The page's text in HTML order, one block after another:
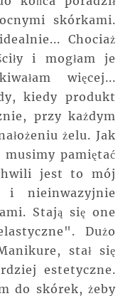
skórkami.
Chociaż
i mogłam je
więcej...
kiedy produkt
przy każdym
żelu. Jak
pamiętać
jest to mój
i nieinwazyjnie
Stają się one
Dużo
stał się
estetyczne.
do skórek, żeby